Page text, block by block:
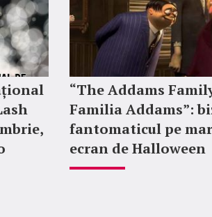
“The Addams
Familia Addams”:
fantomaticul pe
ecran de Halloween